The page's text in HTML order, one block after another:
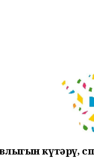
күтәрү,